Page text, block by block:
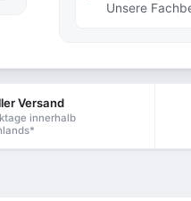
Unsere
Versand
innerhalb